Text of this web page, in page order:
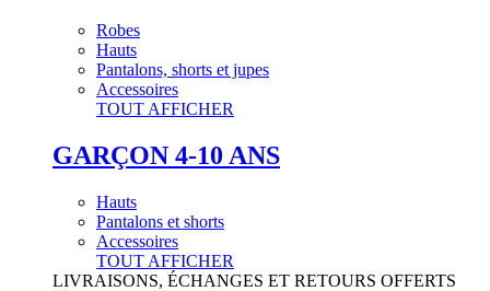
Robes
Hauts
Pantalons, shorts et jupes
Accessoires
TOUT AFFICHER
GARÇON 4-10 ANS
Hauts
Pantalons et shorts
Accessoires
TOUT AFFICHER
LIVRAISONS, ÉCHANGES ET RETOURS OFFERTS